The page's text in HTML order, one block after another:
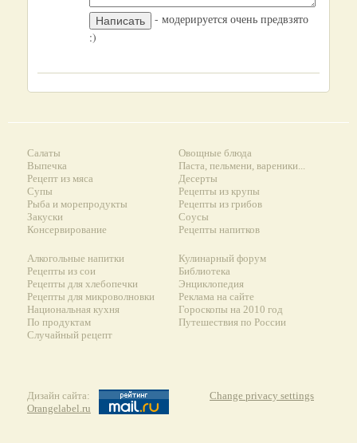
- модерируется очень предвзято
:)
Салаты
Выпечка
Рецепт из мяса
Супы
Рыба и морепродукты
Закуски
Консервирование
Овощные блюда
Паста, пельмени, вареники...
Десерты
Рецепты из крупы
Рецепты из грибов
Соусы
Рецепты напитков
Алкогольные напитки
Рецепты из сои
Рецепты для хлебопечки
Рецепты для микроволновки
Национальная кухня
По продуктам
Случайный рецепт
Кулинарный форум
Библиотека
Энциклопедия
Реклама на сайте
Гороскопы на 2010 год
Путешествия по России
Дизайн сайта:
Orangelabel.ru
Change privacy settings